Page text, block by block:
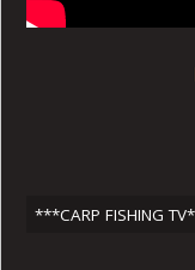
***CARP FISHING